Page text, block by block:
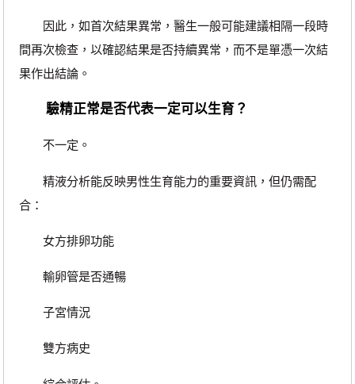
因此，如首次結果異常，醫生一般可能建議相隔一段時
間再次檢查，以確認結果是否持續異常，而不是單憑一次結
果作出結論。
驗精正常是否代表一定可以生育？
不一定。
精液分析能反映男性生育能力的重要資訊，但仍需配
合：
女方排卵功能
輸卵管是否通暢
子宮情況
雙方病史